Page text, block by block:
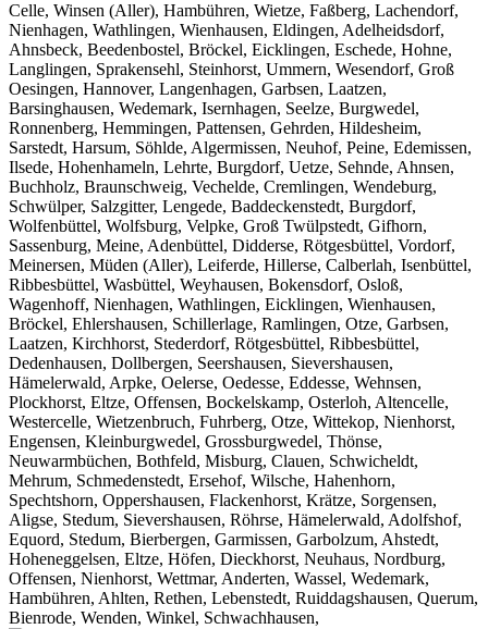
Celle, Winsen (Aller), Hambühren, Wietze, Faßberg, Lachendorf,
Nienhagen, Wathlingen, Wienhausen, Eldingen, Adelheidsdorf,
Ahnsbeck, Beedenbostel, Bröckel, Eicklingen, Eschede, Hohne,
Langlingen, Sprakensehl, Steinhorst, Ummern, Wesendorf, Groß
Oesingen, Hannover, Langenhagen, Garbsen, Laatzen,
Barsinghausen, Wedemark, Isernhagen, Seelze, Burgwedel,
Ronnenberg, Hemmingen, Pattensen, Gehrden, Hildesheim,
Sarstedt, Harsum, Söhlde, Algermissen, Neuhof, Peine, Edemissen,
Ilsede, Hohenhameln, Lehrte, Burgdorf, Uetze, Sehnde, Ahnsen,
Buchholz, Braunschweig, Vechelde, Cremlingen, Wendeburg,
Schwülper, Salzgitter, Lengede, Baddeckenstedt, Burgdorf,
Wolfenbüttel, Wolfsburg, Velpke, Groß Twülpstedt, Gifhorn,
Sassenburg, Meine, Adenbüttel, Didderse, Rötgesbüttel, Vordorf,
Meinersen, Müden (Aller), Leiferde, Hillerse, Calberlah, Isenbüttel,
Ribbesbüttel, Wasbüttel, Weyhausen, Bokensdorf, Osloß,
Wagenhoff, Nienhagen, Wathlingen, Eicklingen, Wienhausen,
Bröckel, Ehlershausen, Schillerlage, Ramlingen, Otze, Garbsen,
Laatzen, Kirchhorst, Stederdorf, Rötgesbüttel, Ribbesbüttel,
Dedenhausen, Dollbergen, Seershausen, Sievershausen,
Hämelerwald, Arpke, Oelerse, Oedesse, Eddesse, Wehnsen,
Plockhorst, Eltze, Offensen, Bockelskamp, Osterloh, Altencelle,
Westercelle, Wietzenbruch, Fuhrberg, Otze, Wittekop, Nienhorst,
Engensen, Kleinburgwedel, Grossburgwedel, Thönse,
Neuwarmbüchen, Bothfeld, Misburg, Clauen, Schwicheldt,
Mehrum, Schmedenstedt, Ersehof, Wilsche, Hahenhorn,
Spechtshorn, Oppershausen, Flackenhorst, Krätze, Sorgensen,
Aligse, Stedum, Sievershausen, Röhrse, Hämelerwald, Adolfshof,
Equord, Stedum, Bierbergen, Garmissen, Garbolzum, Ahstedt,
Hoheneggelsen, Eltze, Höfen, Dieckhorst, Neuhaus, Nordburg,
Offensen, Nienhorst, Wettmar, Anderten, Wassel, Wedemark,
Hambühren, Ahlten, Rethen, Lebenstedt, Ruiddagshausen, Querum,
Bienrode, Wenden, Winkel, Schwachhausen,